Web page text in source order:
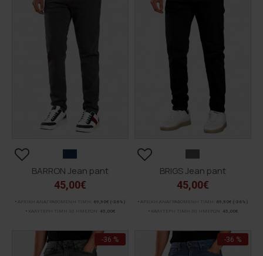
BARRON Jean pant
45,00€
ΑΡΧΙΚΗ ΑΝΑΓΡΑΦΟΜΕΝΗ ΤΙΜΗ: 69,90€ (-36%)
ΚΑΛΥΤΕΡΗ ΤΙΜΗ 30 ΗΜΕΡΩΝ:
45,00€
BRIGS Jean pant
45,00€
ΑΡΧΙΚΗ ΑΝΑΓΡΑΦΟΜΕΝΗ ΤΙΜΗ: 69,90€ (-36%)
ΚΑΛΥΤΕΡΗ ΤΙΜΗ 30 ΗΜΕΡΩΝ:
45,00€
-36 % -36 %